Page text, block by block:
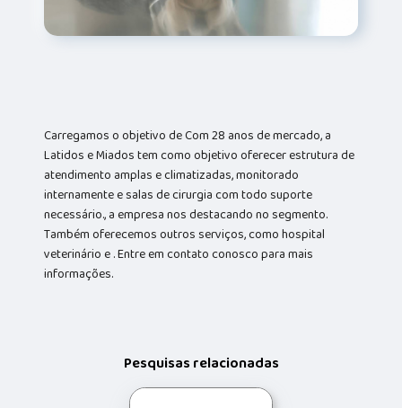
Carregamos o objetivo de Com 28 anos de mercado, a
Latidos e Miados tem como objetivo oferecer estrutura de
atendimento amplas e climatizadas, monitorado
internamente e salas de cirurgia com todo suporte
necessário., a empresa nos destacando no segmento.
Também oferecemos outros serviços, como hospital
veterinário e . Entre em contato conosco para mais
informações.
Pesquisas relacionadas